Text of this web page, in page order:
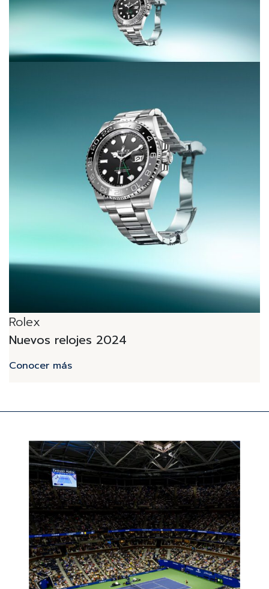
Rolex
Nuevos relojes 2024
Conocer más